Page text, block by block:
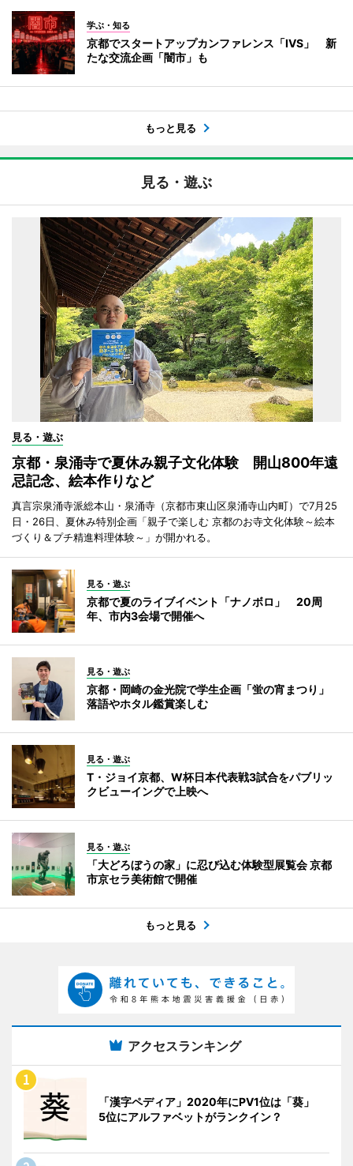
学ぶ・知る
京都でスタートアップカンファレンス「IVS」 新
たな交流企画「闇市」も
もっと見る
見る・遊ぶ
見る・遊ぶ
京都・泉涌寺で夏休み親子文化体験 開山800年遠
忌記念、絵本作りなど
真言宗泉涌寺派総本山・泉涌寺（京都市東山区泉涌寺山内町）で7月25
日・26日、夏休み特別企画「親子で楽しむ 京都のお寺文化体験～絵本
づくり＆プチ精進料理体験～」が開かれる。
見る・遊ぶ
京都で夏のライブイベント「ナノボロ」 20周
年、市内3会場で開催へ
見る・遊ぶ
京都・岡崎の金光院で学生企画「蛍の宵まつり」
落語やホタル鑑賞楽しむ
見る・遊ぶ
T・ジョイ京都、W杯日本代表戦3試合をパブリッ
クビューイングで上映へ
見る・遊ぶ
「大どろぼうの家」に忍び込む体験型展覧会 京都
市京セラ美術館で開催
もっと見る
アクセスランキング
「漢字ペディア」2020年にPV1位は「葵」
5位にアルファベットがランクイン？